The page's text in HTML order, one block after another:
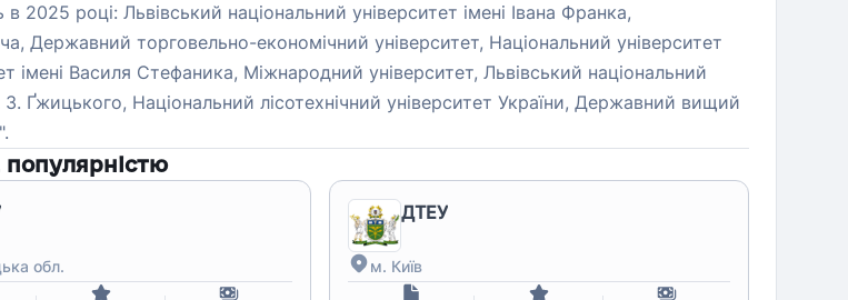
в 2025 році: Львівський національний університет імені Івана Франка,
Державний торговельно-економічний університет, Національний університет
імені Василя Стефаника, Міжнародний університет, Львівський національний
Ґжицького, Національний лісотехнічний університет України, Державний вищий
популярністю
обл.
ДТЕУ
м. Київ